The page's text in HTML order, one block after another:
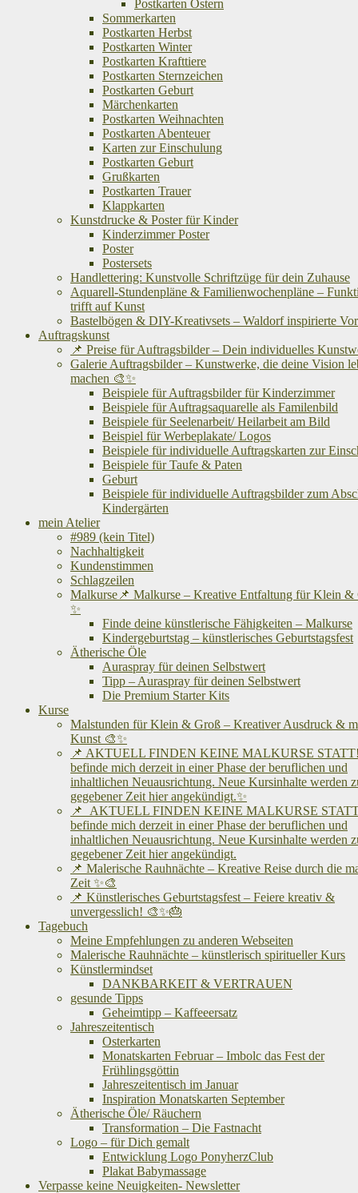
Postkarten Ostern
Sommerkarten
Postkarten Herbst
Postkarten Winter
Postkarten Krafttiere
Postkarten Sternzeichen
Postkarten Geburt
Märchenkarten
Postkarten Weihnachten
Postkarten Abenteuer
Karten zur Einschulung
Postkarten Geburt
Grußkarten
Postkarten Trauer
Klappkarten
Kunstdrucke & Poster für Kinder
Kinderzimmer Poster
Poster
Postersets
Handlettering: Kunstvolle Schriftzüge für dein Zuhause
Aquarell-Stundenpläne & Familienwochenpläne –
trifft auf Kunst
Bastelbögen & DIY-Kreativsets – Waldorf inspirierte
Auftragskunst
📌 Preise für Auftragsbilder – Dein individuelles
Galerie Auftragsbilder – Kunstwerke, die deine Vision
machen 🎨✨
Beispiele für Auftragsbilder für Kinderzimmer
Beispiele für Auftragsaquarelle als Familenbild
Beispiele für Seelenarbeit/ Heilarbeit am Bild
Beispiel für Werbeplakate/ Logos
Beispiele für individuelle Auftragskarten zur
Beispiele für Taufe & Paten
Geburt
Beispiele für individuelle Auftragsbilder zum
Kindergärten
mein Atelier
#989 (kein Titel)
Nachhaltigkeit
Kundenstimmen
Schlagzeilen
Malkurse📌 Malkurse – Kreative Entfaltung für Klein &
✨
Finde deine künstlerische Fähigkeiten – Malkurse
Kindergeburtstag – künstlerisches Geburtstagsfest
Ätherische Öle
Auraspray für deinen Selbstwert
Tipp – Auraspray für deinen Selbstwert
Die Premium Starter Kits
Kurse
Malstunden für Klein & Groß – Kreativer Ausdruck &
Kunst 🎨✨
📌 AKTUELL FINDEN KEINE MALKURSE
befinde mich derzeit in einer Phase der beruflichen und
inhaltlichen Neuausrichtung. Neue Kursinhalte werden
gegebener Zeit hier angekündigt.✨
📌 AKTUELL FINDEN KEINE MALKURSE
befinde mich derzeit in einer Phase der beruflichen und
inhaltlichen Neuausrichtung. Neue Kursinhalte werden
gegebener Zeit hier angekündigt.
📌 Malerische Rauhnächte – Kreative Reise durch die
Zeit ✨🎨
📌 Künstlerisches Geburtstagsfest – Feiere kreativ &
unvergesslich! 🎨✨🎂
Tagebuch
Meine Empfehlungen zu anderen Webseiten
Malerische Rauhnächte – künstlerisch spiritueller Kurs
Künstlermindset
DANKBARKEIT & VERTRAUEN
gesunde Tipps
Geheimtipp – Kaffeeersatz
Jahreszeitentisch
Osterkarten
Monatskarten Februar – Imbolc das Fest der
Frühlingsgöttin
Jahreszeitentisch im Januar
Inspiration Monatskarten September
Ätherische Öle/ Räuchern
Transformation – Die Fastnacht
Logo – für Dich gemalt
Entwicklung Logo PonyherzClub
Plakat Babymassage
Verpasse keine Neuigkeiten- Newsletter